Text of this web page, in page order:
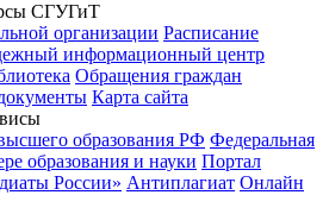
СГУГиТ
организации Расписание
информационный центр
Обращения граждан
Карта сайта
образования РФ Федеральная
образования и науки Портал
России» Антиплагиат Онлайн